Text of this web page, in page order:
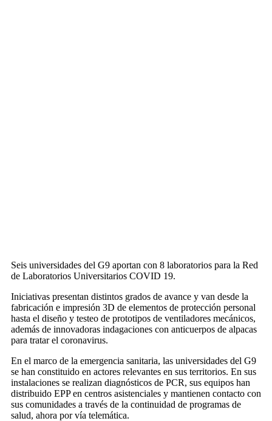
Seis universidades del G9 aportan con 8 laboratorios para la Red
de Laboratorios Universitarios COVID 19.
Iniciativas presentan distintos grados de avance y van desde la
fabricación e impresión 3D de elementos de protección personal
hasta el diseño y testeo de prototipos de ventiladores mecánicos,
además de innovadoras indagaciones con anticuerpos de alpacas
para tratar el coronavirus.
En el marco de la emergencia sanitaria, las universidades del G9
se han constituido en actores relevantes en sus territorios. En sus
instalaciones se realizan diagnósticos de PCR, sus equipos han
distribuido EPP en centros asistenciales y mantienen contacto con
sus comunidades a través de la continuidad de programas de
salud, ahora por vía telemática.